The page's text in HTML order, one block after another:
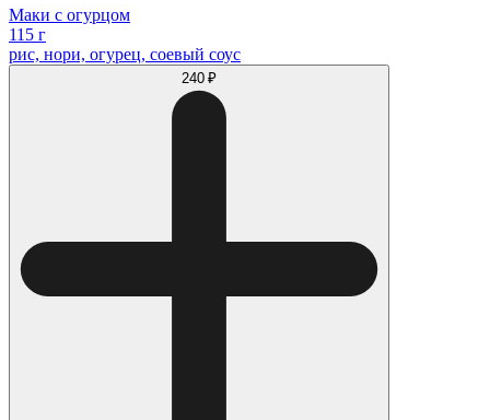
Маки с огурцом
115 г
рис, нори, огурец, соевый соус
240 ₽